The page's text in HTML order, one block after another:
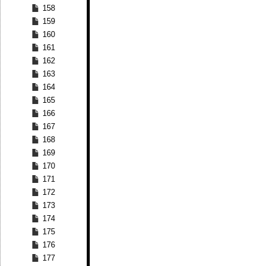
158
159
160
161
162
163
164
165
166
167
168
169
170
171
172
173
174
175
176
177